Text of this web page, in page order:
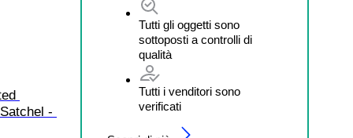
Tutti gli oggetti sono
sottoposti a controlli di
qualità
Tutti i venditori sono
verificati
-